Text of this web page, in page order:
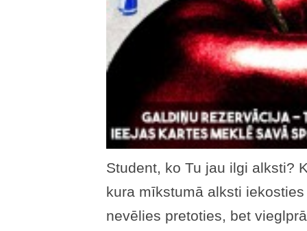
Student, ko Tu jau ilgi alksti?
kura mīkstumā alksti
nevēlies pretoties, bet